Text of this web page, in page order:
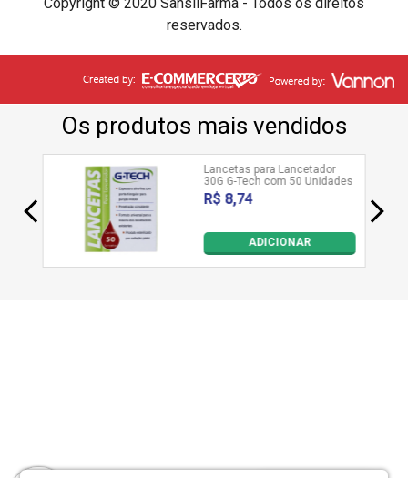
Copyright © 2020 SansilFarma - Todos os direitos
reservados.